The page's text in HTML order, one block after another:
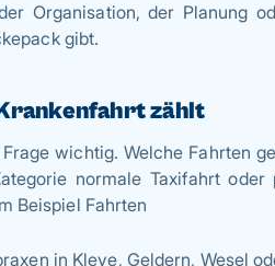
Organisation, der Planung
gibt.
zählt
wichtig. Welche Fahrten
normale Taxifahrt oder
Beispiel Fahrten
in Kleve, Geldern, Wesel